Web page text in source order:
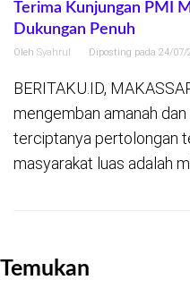
Terima Kunjungan PMI
Dukungan Penuh
Oleh Syahrul Diposting pada 24/07/
BERITAKU.ID,
mengemban amanah
terciptanya pertolongan
masyarakat luas adalah
Temukan